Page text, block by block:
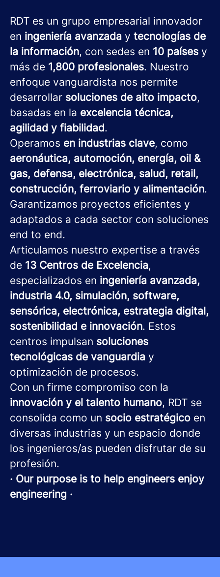
RDT es un grupo empresarial innovador
en ingeniería avanzada y tecnologías de
la información, con sedes en 10 países y
más de 1,800 profesionales. Nuestro
enfoque vanguardista nos permite
desarrollar soluciones de alto impacto,
basadas en la excelencia técnica,
agilidad y fiabilidad.
Operamos en industrias clave, como
aeronáutica, automoción, energía, oil &
gas, defensa, electrónica, salud, retail,
construcción, ferroviario y alimentación.
Garantizamos proyectos eficientes y
adaptados a cada sector con soluciones
end to end.
Articulamos nuestro expertise a través
de 13 Centros de Excelencia,
especializados en ingeniería avanzada,
industria 4.0, simulación, software,
sensórica, electrónica, estrategia digital,
sostenibilidad e innovación. Estos
centros impulsan soluciones
tecnológicas de vanguardia y
optimización de procesos.
Con un firme compromiso con la
innovación y el talento humano, RDT se
consolida como un socio estratégico en
diversas industrias y un espacio donde
los ingenieros/as pueden disfrutar de su
profesión.
· Our purpose is to help engineers enjoy
engineering ·